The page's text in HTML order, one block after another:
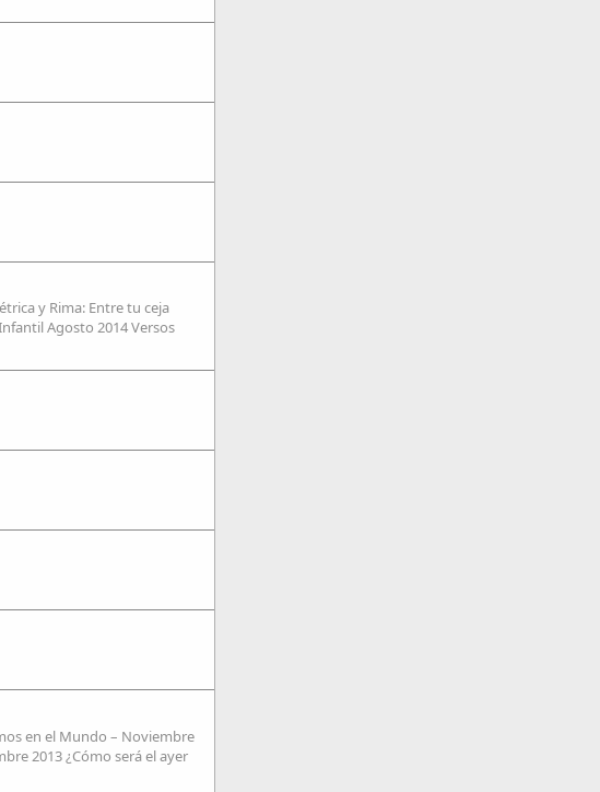
y Rima: Entre tu ceja
Agosto 2014 Versos
en el Mundo – Noviembre
2013 ¿Cómo será el ayer